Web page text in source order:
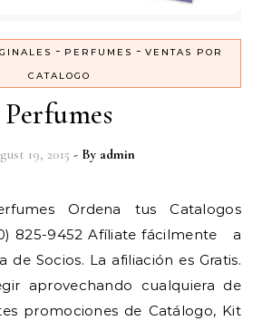
- PERFUMES - VENTAS POR
CATALOGO
Perfumes
19, 2015 - By admin
825-9452 Afíliate fácilmente a
de Socios. La afiliación es Gratis.
aprovechando cualquiera de
promociones de Catálogo, Kit